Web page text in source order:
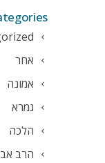
אחר
אמונה
גמרא
הלכה
הרב